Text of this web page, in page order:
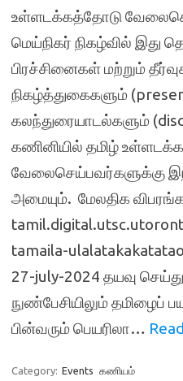
உள்ளடக்கத்தோடு
மெய்நிகர் நிகழ்வில்
பிரச்சினைகள் மற்றும்
நிகழ்த்துகைகளும்
கலந்துரையாடல்களும்
கணினியில் தமிழ்
வேலைசெய்பவர்களுக்கு
அமையும். மேலதிக
tamaila-
27-july-2024 தயவு
நுண்பேசியிலும் தமிழைப்
பின்வரும் பெயரிலா…
Category: Events கணியம்